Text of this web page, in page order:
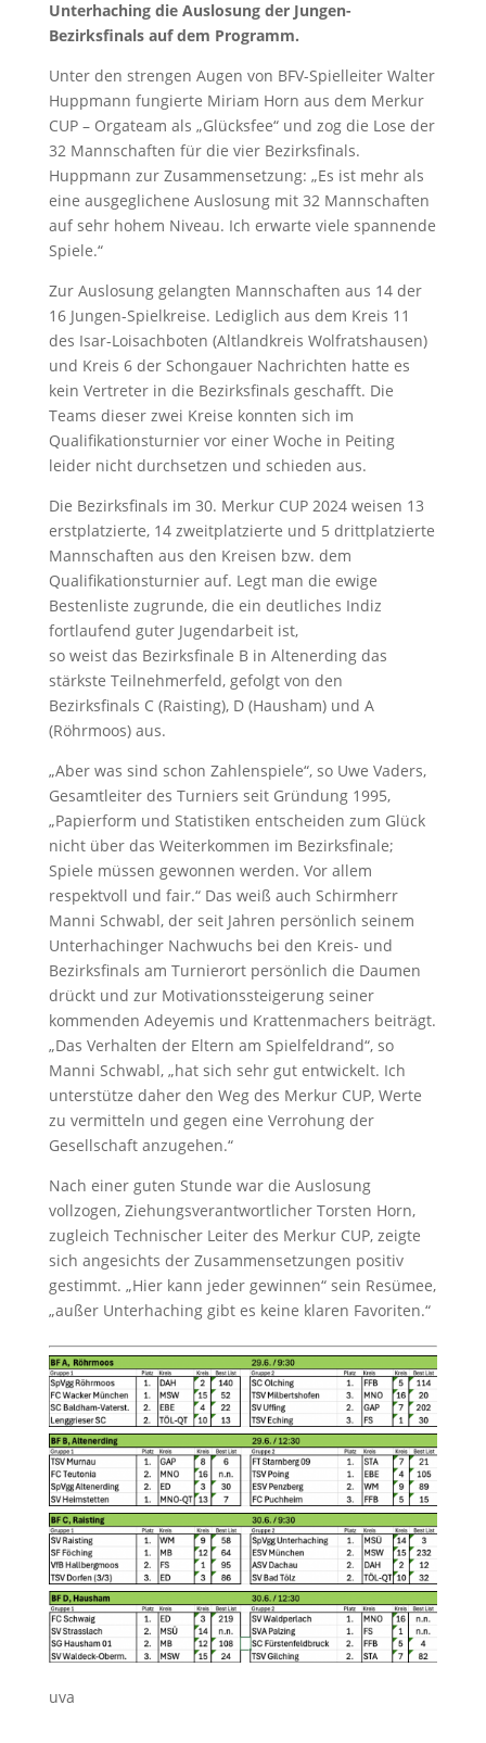
Unterhaching die Auslosung der Jungen-
Bezirksfinals auf dem Programm.
Unter den strengen Augen von BFV-Spielleiter Walter
Huppmann fungierte Miriam Horn aus dem Merkur
CUP – Orgateam als „Glücksfee“ und zog die Lose der
32 Mannschaften für die vier Bezirksfinals.
Huppmann zur Zusammensetzung: „Es ist mehr als
eine ausgeglichene Auslosung mit 32 Mannschaften
auf sehr hohem Niveau. Ich erwarte viele spannende
Spiele.“
Zur Auslosung gelangten Mannschaften aus 14 der
16 Jungen-Spielkreise. Lediglich aus dem Kreis 11
des Isar-Loisachboten (Altlandkreis Wolfratshausen)
und Kreis 6 der Schongauer Nachrichten hatte es
kein Vertreter in die Bezirksfinals geschafft. Die
Teams dieser zwei Kreise konnten sich im
Qualifikationsturnier vor einer Woche in Peiting
leider nicht durchsetzen und schieden aus.
Die Bezirksfinals im 30. Merkur CUP 2024 weisen 13
erstplatzierte, 14 zweitplatzierte und 5 drittplatzierte
Mannschaften aus den Kreisen bzw. dem
Qualifikationsturnier auf. Legt man die ewige
Bestenliste zugrunde, die ein deutliches Indiz
fortlaufend guter Jugendarbeit ist,
so weist das Bezirksfinale B in Altenerding das
stärkste Teilnehmerfeld, gefolgt von den
Bezirksfinals C (Raisting), D (Hausham) und A
(Röhrmoos) aus.
„Aber was sind schon Zahlenspiele“, so Uwe Vaders,
Gesamtleiter des Turniers seit Gründung 1995,
„Papierform und Statistiken entscheiden zum Glück
nicht über das Weiterkommen im Bezirksfinale;
Spiele müssen gewonnen werden. Vor allem
respektvoll und fair.“ Das weiß auch Schirmherr
Manni Schwabl, der seit Jahren persönlich seinem
Unterhachinger Nachwuchs bei den Kreis- und
Bezirksfinals am Turnierort persönlich die Daumen
drückt und zur Motivationssteigerung seiner
kommenden Adeyemis und Krattenmachers beiträgt.
„Das Verhalten der Eltern am Spielfeldrand“, so
Manni Schwabl, „hat sich sehr gut entwickelt. Ich
unterstütze daher den Weg des Merkur CUP, Werte
zu vermitteln und gegen eine Verrohung der
Gesellschaft anzugehen.“
Nach einer guten Stunde war die Auslosung
vollzogen, Ziehungsverantwortlicher Torsten Horn,
zugleich Technischer Leiter des Merkur CUP, zeigte
sich angesichts der Zusammensetzungen positiv
gestimmt. „Hier kann jeder gewinnen“ sein Resümee,
„außer Unterhaching gibt es keine klaren Favoriten.“
uva